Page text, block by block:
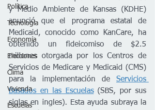
Política
Tecnología
Economía
Elecciones
Clima
Vivienda
Escuelas
y Medio Ambiente de Kansas (KDHE)
anunció que el programa estatal de
Medicaid, conocido como KanCare, ha
obtenido un fideicomiso de $2.5
millones otorgada por los Centros de
Servicios de Medicare y Medicaid (CMS)
para la implementación de Servicios
Basados en las Escuelas ​​(SBS, por sus
siglas en ingles). Esta ayuda subraya la